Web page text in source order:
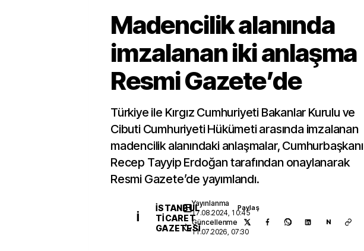
Madencilik alanında
imzalanan iki anlaşma
Resmi Gazete’de
Türkiye ile Kırgız Cumhuriyeti Bakanlar Kurulu ve
Cibuti Cumhuriyeti Hükümeti arasında imzalanan
madencilik alanındaki anlaşmalar, Cumhurbaşkanı
Recep Tayyip Erdoğan tarafından onaylanarak
Resmi Gazete’de yayımlandı.
İ
İSTANBUL
TICARET
GAZETESI
Yayınlanma
17.08.2024, 10:45
Güncellenme
11.07.2026, 07:30
Paylaş
N